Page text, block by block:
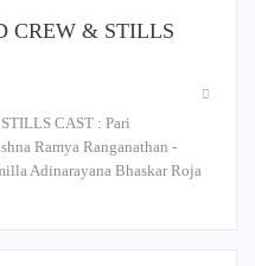
CREW & STILLS
CAST : Pari
Ramya Ranganathan -
Adinarayana Bhaskar Roja